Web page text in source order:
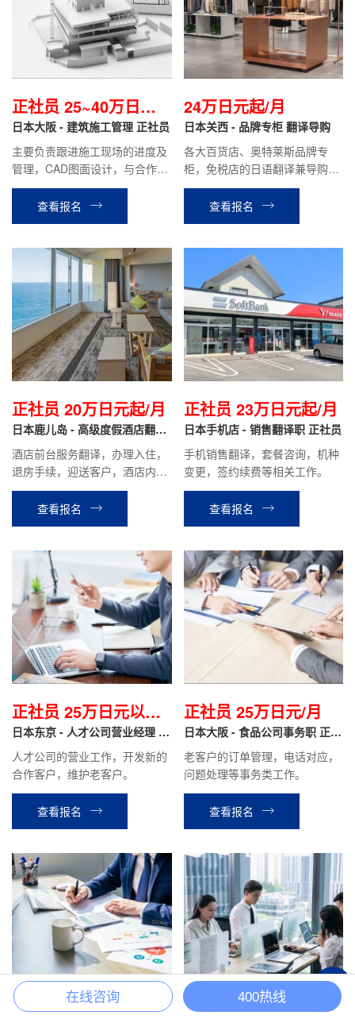
正社员 25~40万日元/
月
日本大阪 - 建筑施工管理 正社员
主要负责跟进施工现场的进度及
管理，CAD图面设计，与合作方
沟通，安全管理等工作。
查看报名
24万日元起/月
日本关西 - 品牌专柜 翻译导购
各大百货店、奥特莱斯品牌专
柜，免税店的日语翻译兼导购等
工作。
查看报名
正社员 20万日元起/月
日本鹿儿岛 - 高级度假酒店翻译
酒店前台服务翻译，办理入住，
退房手续，迎送客户，酒店内设
施介绍引导，餐厅服务，客房整
理等酒店安排的相关工作。
查看报名
正社员 23万日元起/月
日本手机店 - 销售翻译职 正社员
手机销售翻译，套餐咨询，机种
变更，签约续费等相关工作。
查看报名
正社员 25万日元以上/
月
日本东京 - 人才公司营业经理 正
人才公司的营业工作，开发新的
合作客户，维护老客户。
查看报名
正社员 25万日元/月
日本大阪 - 食品公司事务职 正社
老客户的订单管理，电话对应，
问题处理等事务类工作。
查看报名
正社员 300万日元/年 正社员 310~500万日
+
在线咨询 400热线